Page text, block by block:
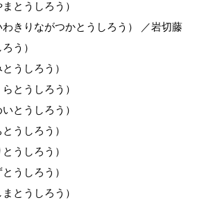
とうしろう）
わきりながつかとうしろう） ／岩切藤
う）
うしろう）
とうしろう）
とうしろう）
うしろう）
うしろう）
うしろう）
とうしろう）